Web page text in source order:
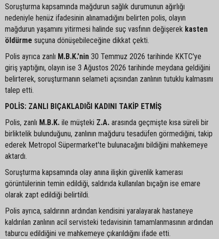
Soruşturma kapsamında mağdurun sağlık durumunun ağırlığı
nedeniyle henüz ifadesinin alınamadığını belirten polis, olayın
mağdurun yaşamını yitirmesi halinde suç vasfının değişerek kasten
öldürme suçuna dönüşebileceğine dikkat çekti.
Polis ayrıca zanlı M.B.K.'nin 30 Temmuz 2026 tarihinde KKTC'ye
giriş yaptığını, olayın ise 3 Ağustos 2026 tarihinde meydana geldiğini
belirterek, soruşturmanın selameti açısından zanlının tutuklu kalmasını
talep etti.
POLİS: ZANLI BIÇAKLADIĞI KADINI TAKİP ETMİŞ
Polis, zanlı M.B.K. ile müşteki Z.A. arasında geçmişte kısa süreli bir
birliktelik bulunduğunu, zanlının mağduru tesadüfen görmediğini, takip
ederek Metropol Süpermarket'te bulunacağını bildiğini mahkemeye
aktardı.
Soruşturma kapsamında olay anına ilişkin güvenlik kamerası
görüntülerinin temin edildiği, saldırıda kullanılan bıçağın ise emare
olarak zapt edildiği belirtildi.
Polis ayrıca, saldırının ardından kendisini yaralayarak hastaneye
kaldırılan zanlının acil servisteki tedavisinin tamamlanmasının ardından
taburcu edildiğini ve mahkemeye çıkarıldığını ifade etti.